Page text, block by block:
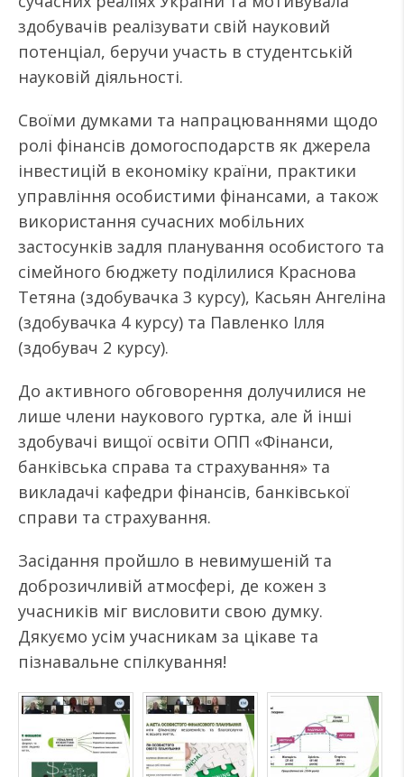
здобувачів реалізувати свій науковий
потенціал, беручи участь в студентській
науковій діяльності.
Своїми думками та напрацюваннями щодо
ролі фінансів домогосподарств як джерела
інвестицій в економіку країни, практики
управління особистими фінансами, а також
використання сучасних мобільних
застосунків задля планування особистого та
сімейного бюджету поділилися Краснова
Тетяна (здобувачка 3 курсу), Касьян Ангеліна
(здобувачка 4 курсу) та Павленко Ілля
(здобувач 2 курсу).
До активного обговорення долучилися не
лише члени наукового гуртка, але й інші
здобувачі вищої освіти ОПП «Фінанси,
банківська справа та страхування» та
викладачі кафедри фінансів, банківської
справи та страхування.
Засідання пройшло в невимушеній та
доброзичливій атмосфері, де кожен з
учасників міг висловити свою думку.
Дякуємо усім учасникам за цікаве та
пізнавальне спілкування!